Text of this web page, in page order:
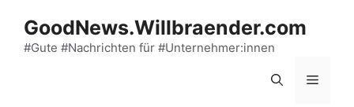
content
GoodNews.Willbraender.com
#Gute #Nachrichten für #Unternehmer:innen
Menu